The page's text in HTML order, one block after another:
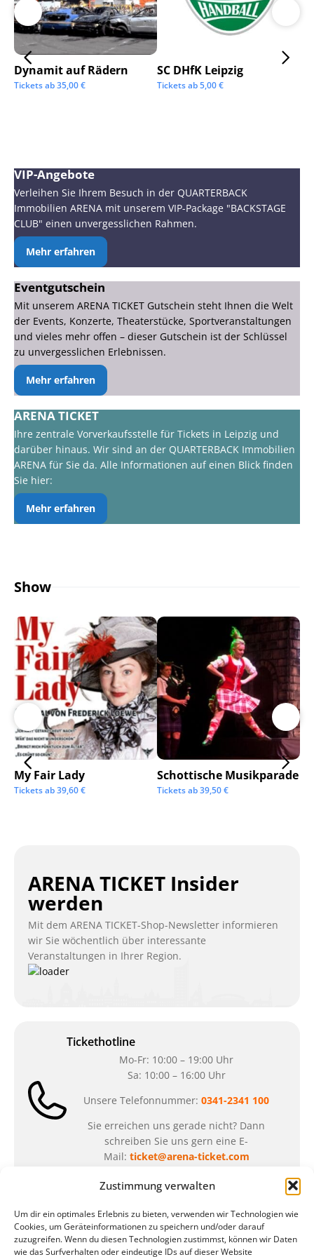
Zustimmung verwalten
Um dir ein optimales Erlebnis zu bieten, verwenden wir Technologien wie
Cookies, um Geräteinformationen zu speichern und/oder darauf
zuzugreifen. Wenn du diesen Technologien zustimmst, können wir Daten
wie das Surfverhalten oder eindeutige IDs auf dieser Website
Dynamit auf Rädern
Tickets ab35,00€
SC DHfK Leipzig
Tickets ab5,00€
VIP-Angebote
Verleihen Sie Ihrem Besuch in der QUARTERBACK
Immobilien ARENA mit unserem VIP-Package "BACKSTAGE
CLUB" einen unvergesslichen Rahmen.
Mehr erfahren
Eventgutschein
Mit unserem ARENA TICKET Gutschein steht Ihnen die Welt
der Events, Konzerte, Theaterstücke, Sportveranstaltungen
und vieles mehr offen – dieser Gutschein ist der Schlüssel
zu unvergesslichen Erlebnissen.
Mehr erfahren
ARENA TICKET
Ihre zentrale Vorverkaufsstelle für Tickets in Leipzig und
darüber hinaus. Wir sind an der QUARTERBACK Immobilien
ARENA für Sie da. Alle Informationen auf einen Blick finden
Sie hier:
Mehr erfahren
Show
My Fair Lady
Tickets ab39,60€
Schottische Musikparade
Tickets ab39,50€
ARENA TICKET Insider
werden
Mit dem ARENA TICKET-Shop-Newsletter informieren
wir Sie wöchentlich über interessante
Veranstaltungen in Ihrer Region.
Tickethotline
Mo-Fr: 10:00 – 19:00 Uhr
Sa: 10:00 – 16:00 Uhr
Unsere Telefonnummer: 0341-2341 100
Sie erreichen uns gerade nicht? Dann
schreiben Sie uns gern eine E-
Mail: ticket@arena-ticket.com
unsere Sonderöffnungszeiten im Sommer:
in der Zeit vom 06.07. – 07.08.2026